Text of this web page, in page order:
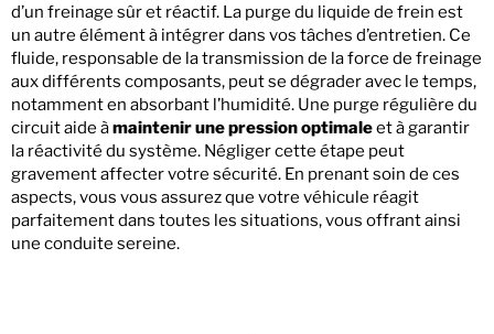
d’un freinage sûr et réactif. La purge du liquide de frein est
un autre élément à intégrer dans vos tâches d’entretien. Ce
fluide, responsable de la transmission de la force de freinage
aux différents composants, peut se dégrader avec le temps,
notamment en absorbant l’humidité. Une purge régulière du
circuit aide àmaintenir une pression optimaleet à garantir
la réactivité du système. Négliger cette étape peut
gravement affecter votre sécurité. En prenant soin de ces
aspects, vous vous assurez que votre véhicule réagit
parfaitement dans toutes les situations, vous offrant ainsi
une conduite sereine.